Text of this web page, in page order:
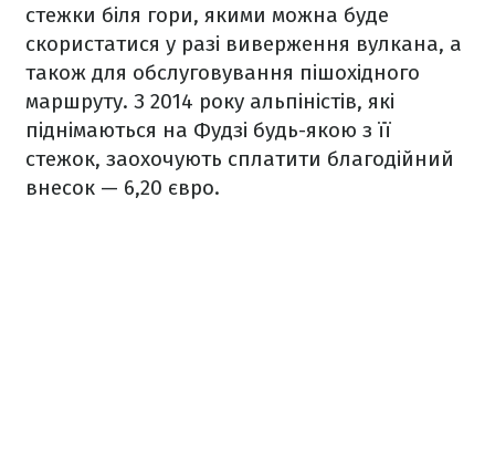
стежки біля гори, якими можна буде
скористатися у разі виверження вулкана, а
також для обслуговування пішохідного
маршруту. З 2014 року альпіністів, які
піднімаються на Фудзі будь-якою з її
стежок, заохочують сплатити благодійний
внесок — 6,20 євро.